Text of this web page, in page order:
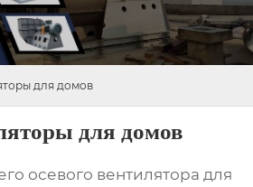
для домов
для домов
осевого вентилятора для